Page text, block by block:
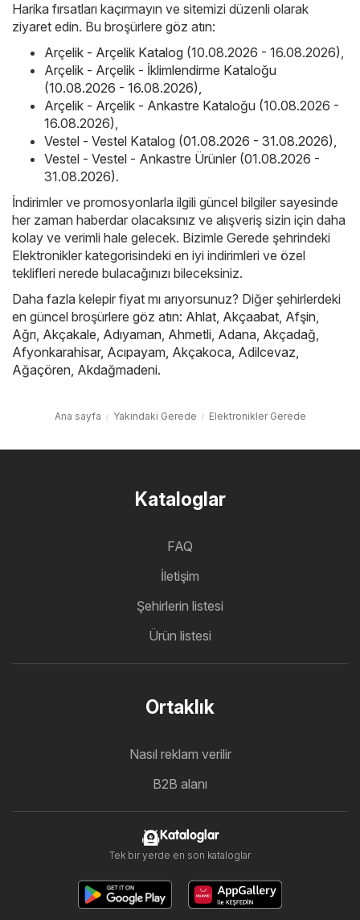
Harika fırsatları kaçırmayın ve sitemizi düzenli olarak
ziyaret edin. Bu broşürlere göz atın:
Arçelik - Arçelik Katalog (10.08.2026 - 16.08.2026),
Arçelik - Arçelik - İklimlendirme Kataloğu
(10.08.2026 - 16.08.2026),
Arçelik - Arçelik - Ankastre Kataloğu (10.08.2026 -
16.08.2026),
Vestel - Vestel Katalog (01.08.2026 - 31.08.2026),
Vestel - Vestel - Ankastre Ürünler (01.08.2026 -
31.08.2026).
İndirimler ve promosyonlarla ilgili güncel bilgiler sayesinde
her zaman haberdar olacaksınız ve alışveriş sizin için daha
kolay ve verimli hale gelecek. Bizimle Gerede şehrindeki
Elektronikler kategorisindeki en iyi indirimleri ve özel
teklifleri nerede bulacağınızı bileceksiniz.
Daha fazla kelepir fiyat mı arıyorsunuz? Diğer şehirlerdeki
en güncel broşürlere göz atın: Ahlat, Akçaabat, Afşin,
Ağrı, Akçakale, Adıyaman, Ahmetli, Adana, Akçadağ,
Afyonkarahisar, Acıpayam, Akçakoca, Adilcevaz,
Ağaçören, Akdağmadeni.
Ana sayfa Yakındaki Gerede Elektronikler Gerede
Kataloglar
FAQ
İletişim
Şehirlerin listesi
Ürün listesi
Ortaklık
Nasıl reklam verilir
B2B alanı
Kataloglar
Tek bir yerde en son kataloglar